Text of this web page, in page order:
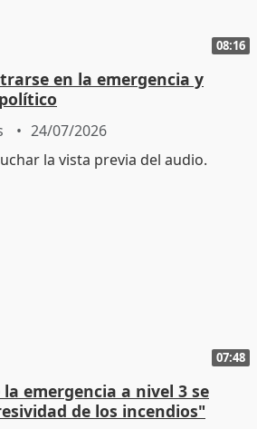
08:16
en la emergencia y
24/07/2026
07:48
emergencia a nivel 3 se
de los incendios"